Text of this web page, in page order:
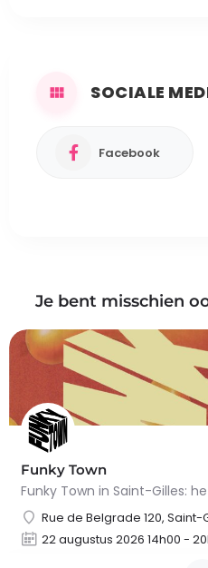
SOCIALE
Facebook
Je bent misschien
Funky Town
Rue de Belgrade 120, Saint-
22 augustus 2026 14h00 -